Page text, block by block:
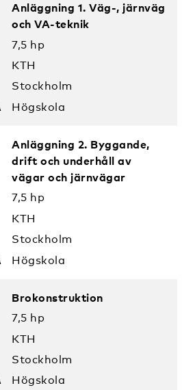
Anläggning 1. Väg-, järnväg
och VA-teknik
7,5 hp
KTH
Stockholm
Högskola
Anläggning 2. Byggande,
drift och underhåll av
vägar och järnvägar
7,5 hp
KTH
Stockholm
Högskola
Brokonstruktion
7,5 hp
KTH
Stockholm
Högskola